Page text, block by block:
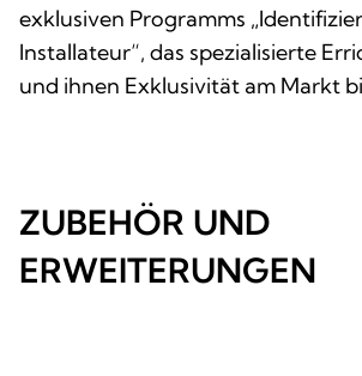
exklusiven Programms
Installateur“, das spezialisierte
und ihnen Exklusivität am Markt
ZUBEHÖR UND
ERWEITERUNGEN